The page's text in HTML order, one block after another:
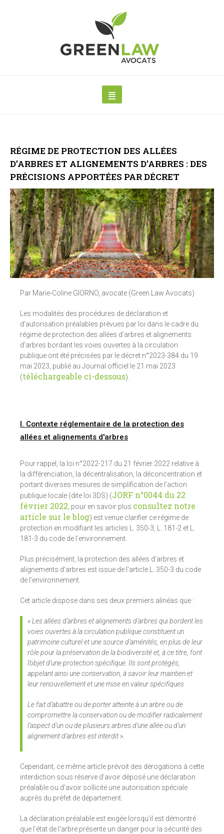
RÉGIME DE PROTECTION DES ALLÉES
D’ARBRES ET ALIGNEMENTS D’ARBRES : DES
PRÉCISIONS APPORTÉES PAR DÉCRET
Par Marie-Coline GIORNO, avocate (Green Law Avocats)
Les modalités des procédures de déclaration et
d’autorisation préalables prévues par loi dans le cadre du
régime de protection des allées d’arbres et alignements
d’arbres bordant les voies ouvertes à la circulation
publique ont été précisées par le décret n°2023-384 du 19
mai 2023, publié au Journal officiel le 21 mai 2023
(téléchargeable ci-dessous).
I. Contexte réglementaire de la protection des
allées et alignements d'arbres
Pour rappel, la loi n°2022-217 du 21 février 2022 relative à
la différenciation, la décentralisation, la déconcentration et
portant diverses mesures de simplification de l’action
publique locale (dite loi 3DS) (JORF n°0044 du 22
février 2022 , pour en savoir plus consultez notre
article sur le blog) est venue clarifier ce régime de
protection en modifiant les articles L. 350-3, L. 181-2 et L.
181-3 du code de l’environnement.
Plus précisément, la protection des allées d’arbres et
alignements d’arbres est issue de l’article L. 350-3 du code
de l’environnement.
Cet article dispose dans ses deux premiers alinéas que :
«Les allées d’arbres et alignements d’arbres qui bordent les
voies ouvertes à la circulation publique constituent un
patrimoine culturel et une source d’aménités, en plus de leur
rôle pour la préservation de la biodiversité et, à ce titre, font
l’objet d’une protection spécifique. Ils sont protégés,
appelant ainsi une conservation, à savoir leur maintien et
leur renouvellement et une mise en valeur spécifiques
Le fait d’abattre ou de porter atteinte à un arbre ou de
compromettre la conservation ou de modifier radicalement
l’aspect d’un ou de plusieurs arbres d’une allée ou d’un
alignement d’arbres est interdit».
Cependant, ce même article prévoit des dérogations à cette
interdiction sous réserve d’avoir déposé une déclaration
préalable ou d’avoir sollicité une autorisation spéciale
auprès du préfet de département.
La déclaration préalable est exigée lorsqu’il est démontré
que l’état de l’arbre présente un danger pour la sécurité des